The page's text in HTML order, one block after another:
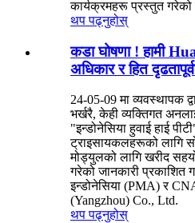
कार्यक्रमहरू प्रस्तुत गरेको
थप पढ्नुहोस्
कडा घोषणा ! हामी
अधिकार र हित
24-05-09 मा व्यवस्थापक
भर्खरै, केही व्यक्तिगत
"इन्डोनेसिया हुवाई हाई
ट्राइसायकलहरूको लागि
मोड्युलको लागि खरीद
गरेको जानकारी
इन्डोनेसिया (PMA) र
(Yangzhou) Co., Ltd.
थप पढ्नुहोस्